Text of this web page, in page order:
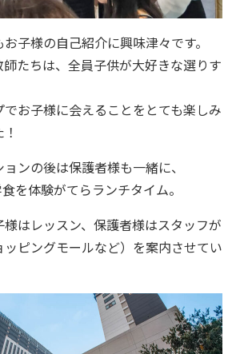
子様の自己紹介に興味津々です。
たちは、全員子供が大好きな選りす
お子様に会えることをとても楽しみ
ンの後は保護者様も一緒に、
を体験がてらランチタイム。
はレッスン、保護者様はスタッフが
ピングモールなど）を案内させてい